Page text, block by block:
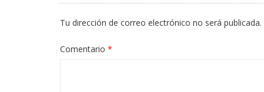
Tu dirección de correo electrónico no será publicada.
Comentario *